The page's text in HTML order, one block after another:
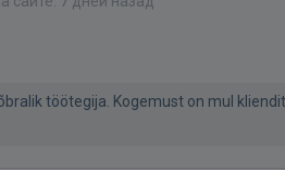
töötegija. Kogemust on mul